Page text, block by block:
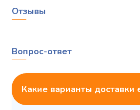
Отзывы
Вопрос-ответ
Какие варианты доставки